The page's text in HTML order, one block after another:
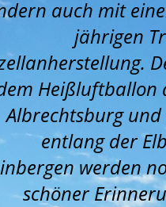
auch mit
jährigen
Heißluftballon
Albrechtsburg
entlang der
werden
schöner